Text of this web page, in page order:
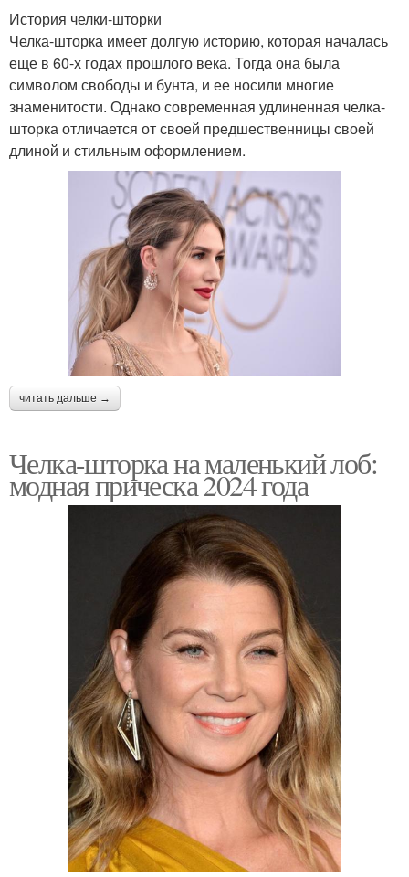
История челки-шторки
Челка-шторка имеет долгую историю, которая началась
еще в 60-х годах прошлого века. Тогда она была
символом свободы и бунта, и ее носили многие
знаменитости. Однако современная удлиненная челка-
шторка отличается от своей предшественницы своей
длиной и стильным оформлением.
читать дальше →
Челка-шторка на маленький лоб:
модная прическа 2024 года